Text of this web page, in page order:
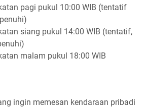
pagi pukul 10:00 WIB (tentatif
siang pukul 14:00 WIB (tentatif,
malam pukul 18:00 WIB
ingin memesan kendaraan pribadi